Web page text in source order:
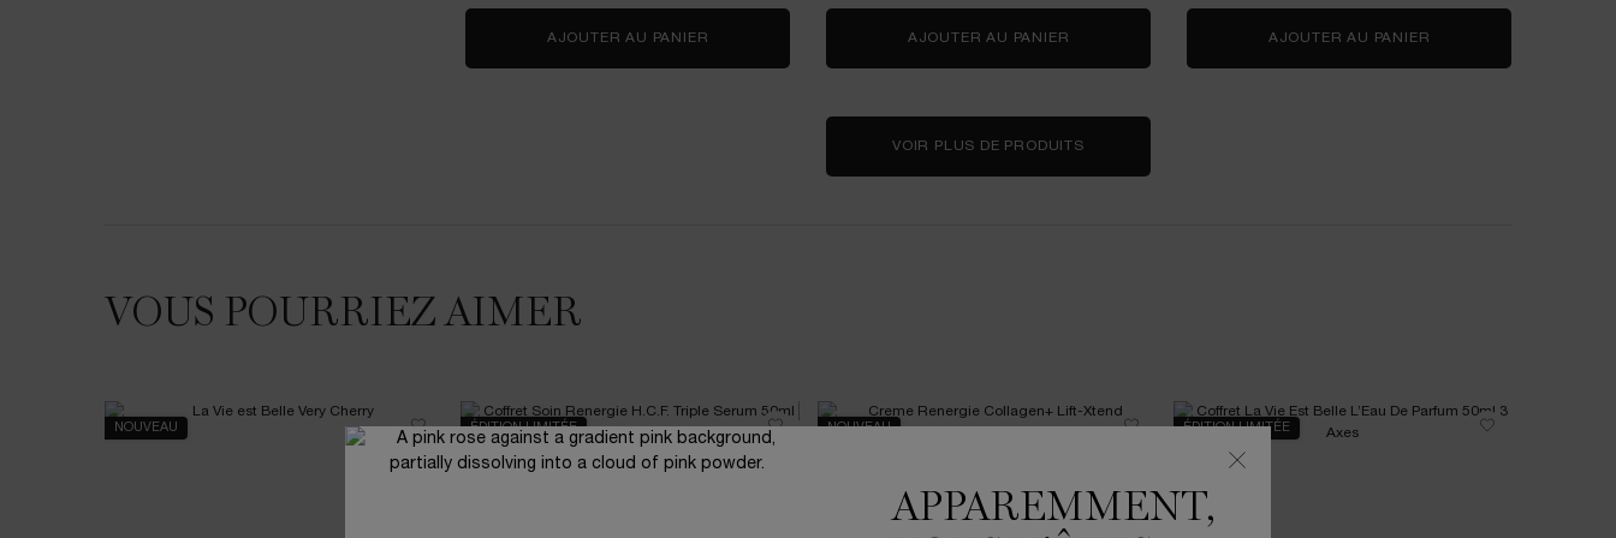
AJOUTER AU PANIER LASH IDÔLE CURL GODDESS MASCARA
AJOUTER AU PANIER LASH IDÔLE FLUTTER EXTENSION MASCARA
AJOUTER AU PANIER
VOIR PLUS DE PRODUITS
VOUS POURRIEZ AIMER
NOUVEAU ÉDITION LIMITÉE NOUVEAU ÉDITION LIMITÉE
APPAREMMENT,